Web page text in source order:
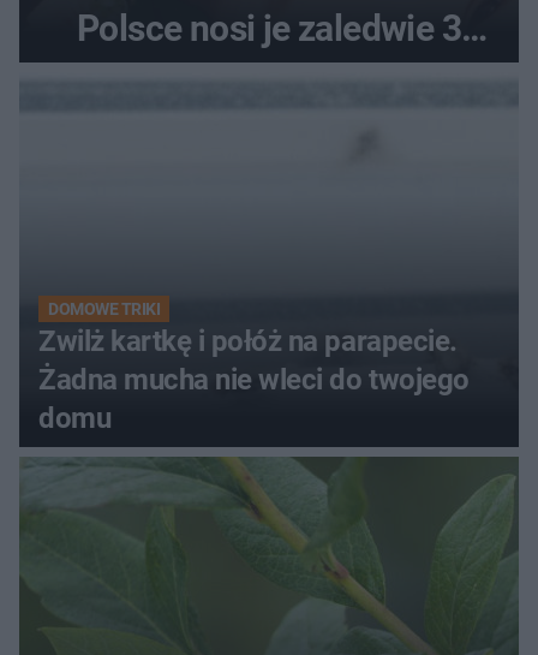
Polsce nosi je zaledwie 3
kobiety
DOMOWE TRIKI
Zwilż kartkę i połóż na parapecie.
Żadna mucha nie wleci do twojego
domu